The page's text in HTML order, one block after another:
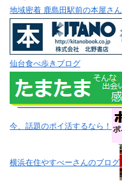
地域密着 鹿島田駅前の本屋さん
仙台食べ歩きブログ
今、話題のポイ活するなら！
横浜在住やすべーさんのブログ